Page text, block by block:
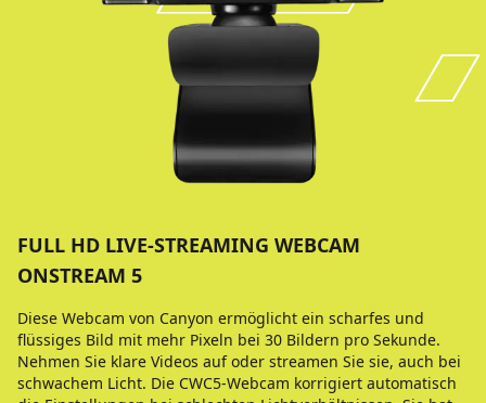
FULL HD LIVE-STREAMING WEBCAM
ONSTREAM 5
Diese Webcam von Canyon ermöglicht ein scharfes und
flüssiges Bild mit mehr Pixeln bei 30 Bildern pro Sekunde.
Nehmen Sie klare Videos auf oder streamen Sie sie, auch bei
schwachem Licht. Die CWC5-Webcam korrigiert automatisch